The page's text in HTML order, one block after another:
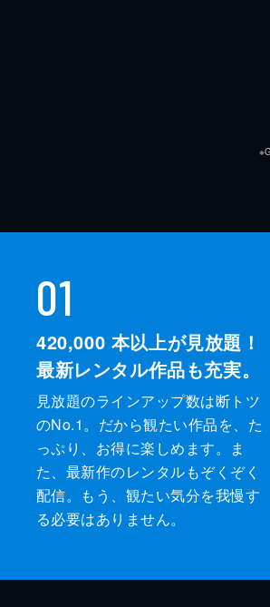
01
420,000 本以上が見放題！
最新レンタル作品も充実。
見放題のラインアップ数は断トツ
のNo.1。だから観たい作品を、た
っぷり、お得に楽しめます。ま
た、最新作のレンタルもぞくぞく
配信。もう、観たい気分を我慢す
る必要はありません。